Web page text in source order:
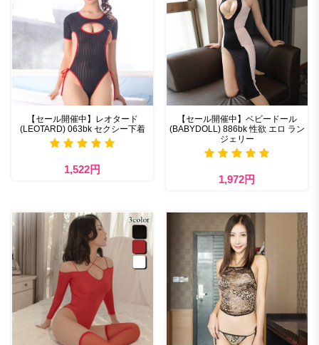
【セール開催中】レオタード
(LEOTARD) 063bk セクシー下着
1,522円
【セール開催中】ベビードール
(BABYDOLL) 886bk 性欲 エロ ラン
ジェリー
1,972円